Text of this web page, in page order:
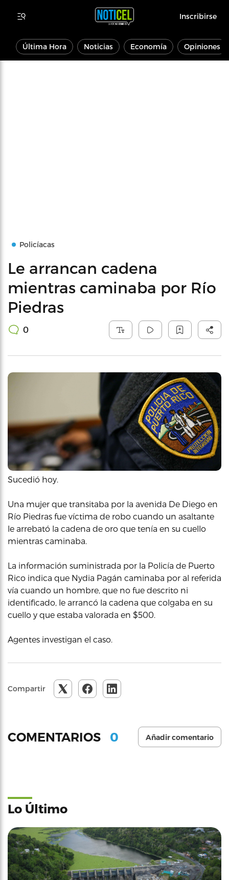
Inscribirse
Última Hora Noticias Economía Opiniones
Policíacas
Le arrancan cadena
mientras caminaba por Río
Piedras
0
Sucedió hoy.
Una mujer que transitaba por la avenida De Diego en
Río Piedras fue víctima de robo cuando un asaltante
le arrebató la cadena de oro que tenía en su cuello
mientras caminaba.
La información suministrada por la Policía de Puerto
Rico indica que Nydia Pagán caminaba por al referida
vía cuando un hombre, que no fue descrito ni
identificado, le arrancó la cadena que colgaba en su
cuello y que estaba valorada en $500.
Agentes investigan el caso.
Compartir
COMENTARIOS 0 Añadir comentario
Lo Último